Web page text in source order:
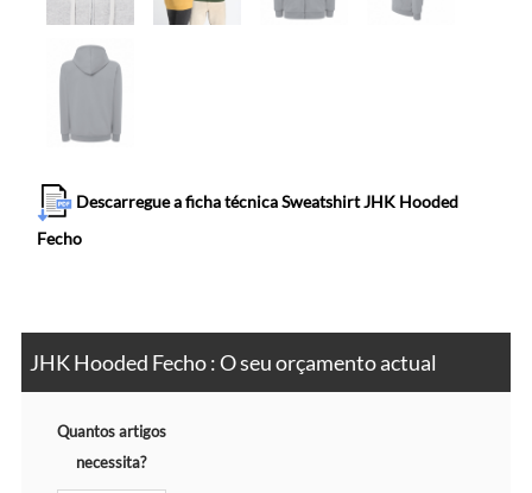
Descarregue a ficha técnica Sweatshirt JHK Hooded
Fecho
JHK Hooded Fecho : O seu orçamento actual
Quantos artigos
necessita?